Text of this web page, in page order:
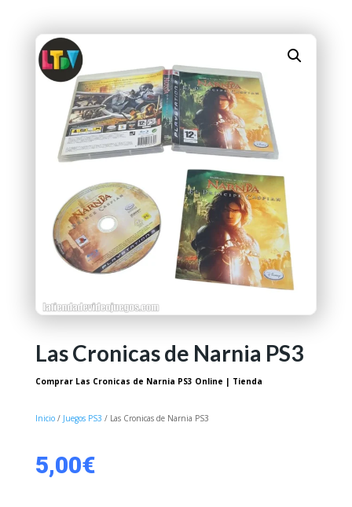
Las Cronicas de Narnia PS3
Comprar Las Cronicas de Narnia PS3 Online | Tienda
Inicio/ Juegos PS3 / Las Cronicas de Narnia PS3
5,00€